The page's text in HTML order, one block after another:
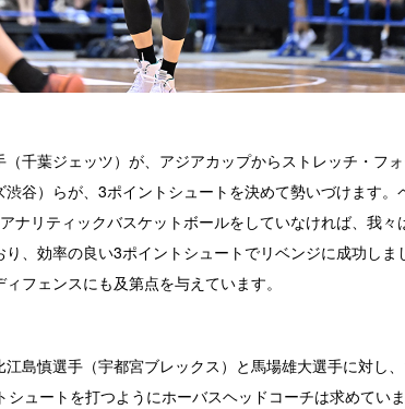
千葉ジェッツ）が、アジアカップからストレッチ・フ
谷）らが、3ポイントシュートを決めて勢いづけます。
ナリティックバスケットボールをしていなければ、我々
、効率の良い3ポイントシュートでリベンジに成功しま
フェンスにも及第点を与えています。
島慎選手（宇都宮ブレックス）と馬場雄大選手に対し
シュートを打つようにホーバスヘッドコーチは求めてい